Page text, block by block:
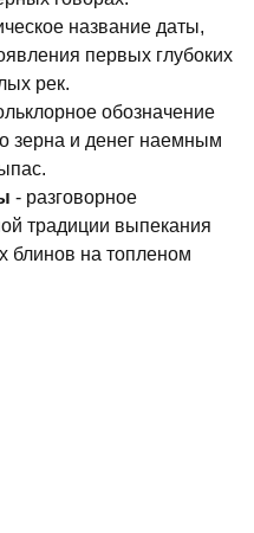
название даты,
первых глубоких
рек.
обозначение
зерна и денег наемным
- разговорное
традиции выпекания
блинов на топленом